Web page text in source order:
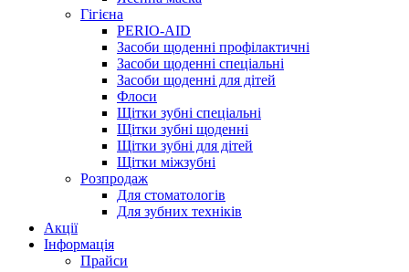
Гігієна
PERIO-AID
Засоби щоденні профілактичні
Засоби щоденні спеціальні
Засоби щоденні для дітей
Флоси
Щітки зубні спеціальні
Щітки зубні щоденні
Щітки зубні для дітей
Щітки міжзубні
Розпродаж
Для стоматологів
Для зубних техніків
Акції
Інформація
Прайси